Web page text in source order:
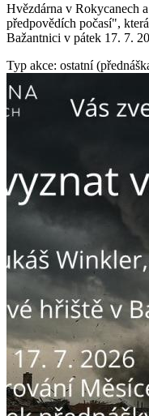
Hvězdárna v Rokycanech
předpovědích počasí",
Bažantnici v pátek 17. 7.
Typ akce: ostatní